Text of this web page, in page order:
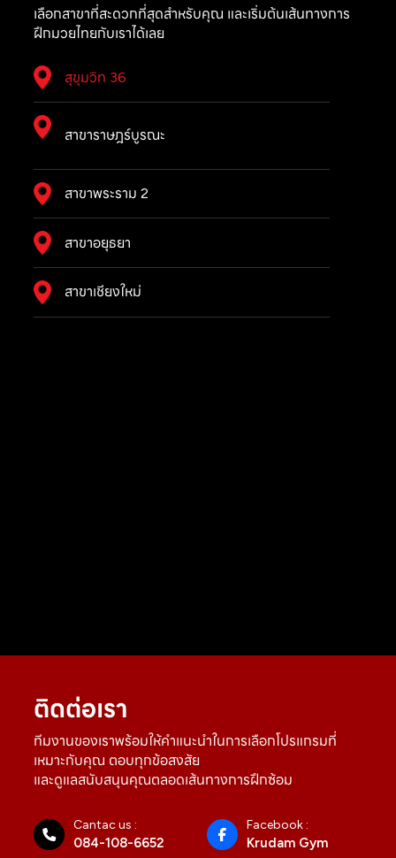
เลือกสาขาที่สะดวกที่สุดสำหรับคุณ และเริ่มต้นเส้นทางการ
ฝึกมวยไทยกับเราได้เลย
สุขุมวิท 36
สาขาราษฎร์บูรณะ
สาขาพระราม 2
สาขาอยุธยา
สาขาเชียงใหม่
ติดต่อเรา
ทีมงานของเราพร้อมให้คำแนะนำในการเลือกโปรแกรมที่
เหมาะกับคุณ ตอบทุกข้อสงสัย
และดูแลสนับสนุนคุณตลอดเส้นทางการฝึกซ้อม
Cantac us :
084-108-6652
Facebook :
Krudam Gym